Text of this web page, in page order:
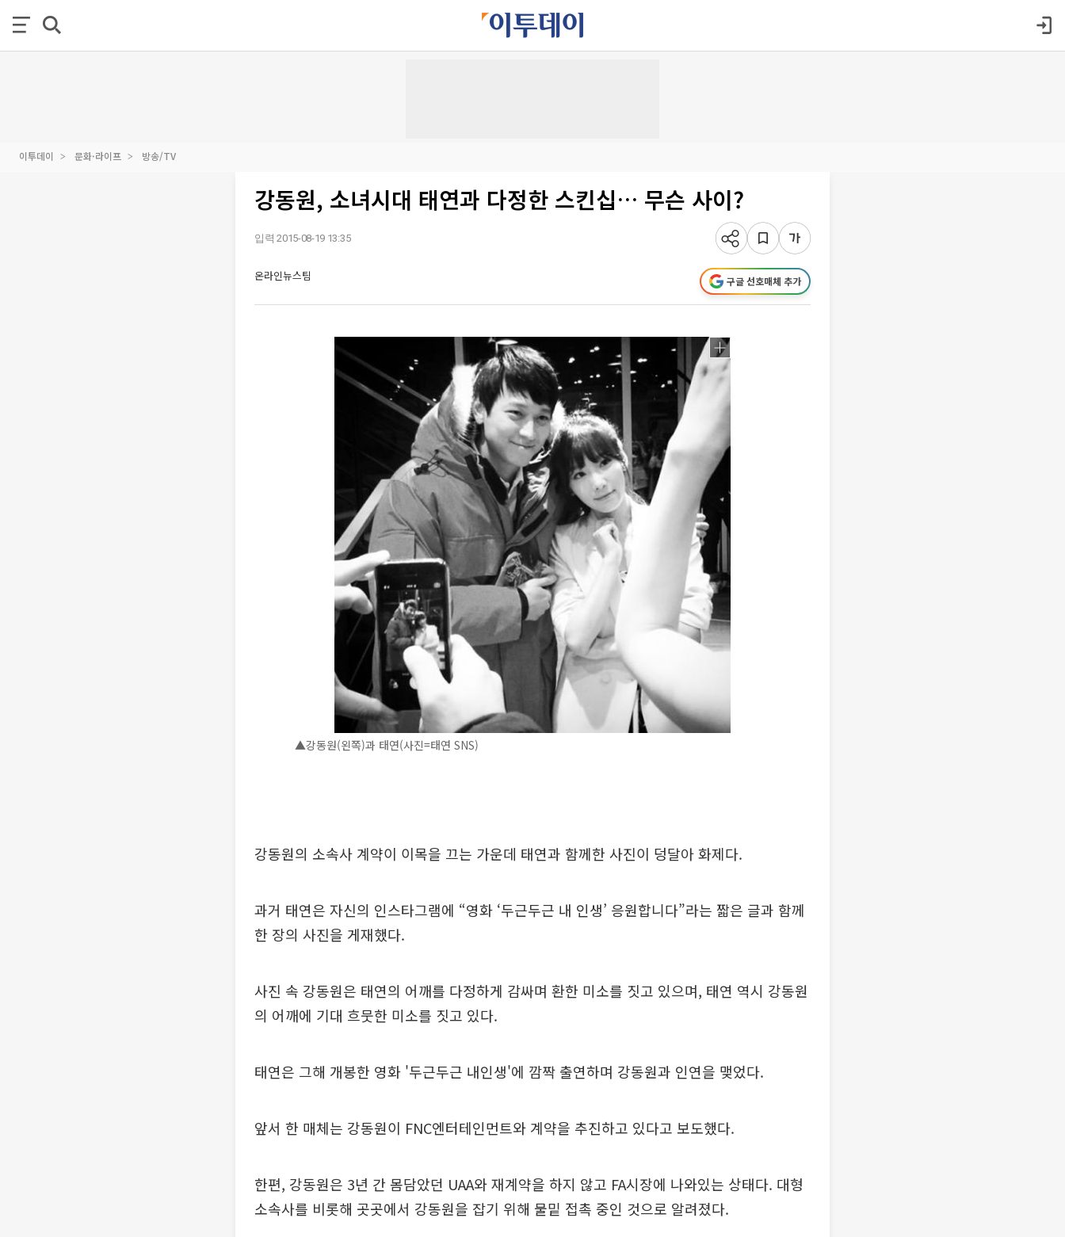
이투데이 문화·라이프 방송/TV
강동원, 소녀시대 태연과 다정한 스킨십… 무슨 사이?
입력 2015-08-19 13:35
온라인뉴스팀 구글 선호매체 추가
▲강동원(왼쪽)과 태연(사진=태연 SNS)
강동원의 소속사 계약이 이목을 끄는 가운데 태연과 함께한 사진이 덩달아 화제다.
과거 태연은 자신의 인스타그램에 “영화 ‘두근두근 내 인생’ 응원합니다”라는 짧은 글과 함께
한 장의 사진을 게재했다.
사진 속 강동원은 태연의 어깨를 다정하게 감싸며 환한 미소를 짓고 있으며, 태연 역시 강동원
의 어깨에 기대 흐뭇한 미소를 짓고 있다.
태연은 그해 개봉한 영화 '두근두근 내인생'에 깜짝 출연하며 강동원과 인연을 맺었다.
앞서 한 매체는 강동원이 FNC엔터테인먼트와 계약을 추진하고 있다고 보도했다.
한편, 강동원은 3년 간 몸담았던 UAA와 재계약을 하지 않고 FA시장에 나와있는 상태다. 대형
소속사를 비롯해 곳곳에서 강동원을 잡기 위해 물밑 접촉 중인 것으로 알려졌다.